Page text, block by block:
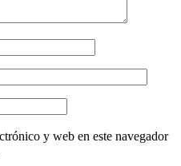
y web en este navegador